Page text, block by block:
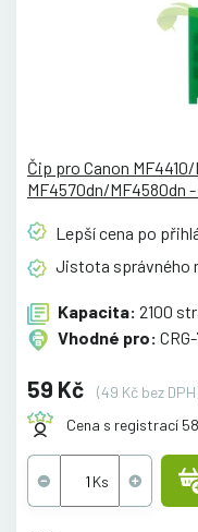
Čip pro Canon
MF4570dn/MF4580dn -
Lepší cena po
Jistota správného
Kapacita: 2100
Vhodné pro:
59 Kč
(49 Kč bez
Cena s registrací